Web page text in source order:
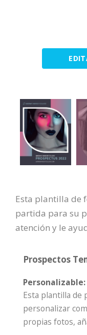
Esta plantilla de
partida para su
atención y le
Prospectos
Personalizable:
Esta plantilla de
personalizar
propias fotos,